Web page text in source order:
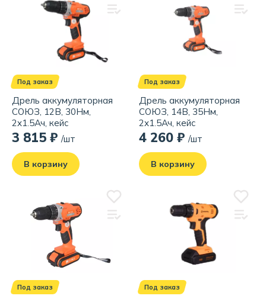
Под заказ
Дрель аккумуляторная
СОЮЗ, 12В, 30Нм,
2x1.5Ач, кейс
3 815 ₽ /шт
В корзину
Под заказ
Дрель аккумуляторная
СОЮЗ, 14В, 35Нм,
2x1.5Ач, кейс
4 260 ₽ /шт
В корзину
Под заказ Под заказ